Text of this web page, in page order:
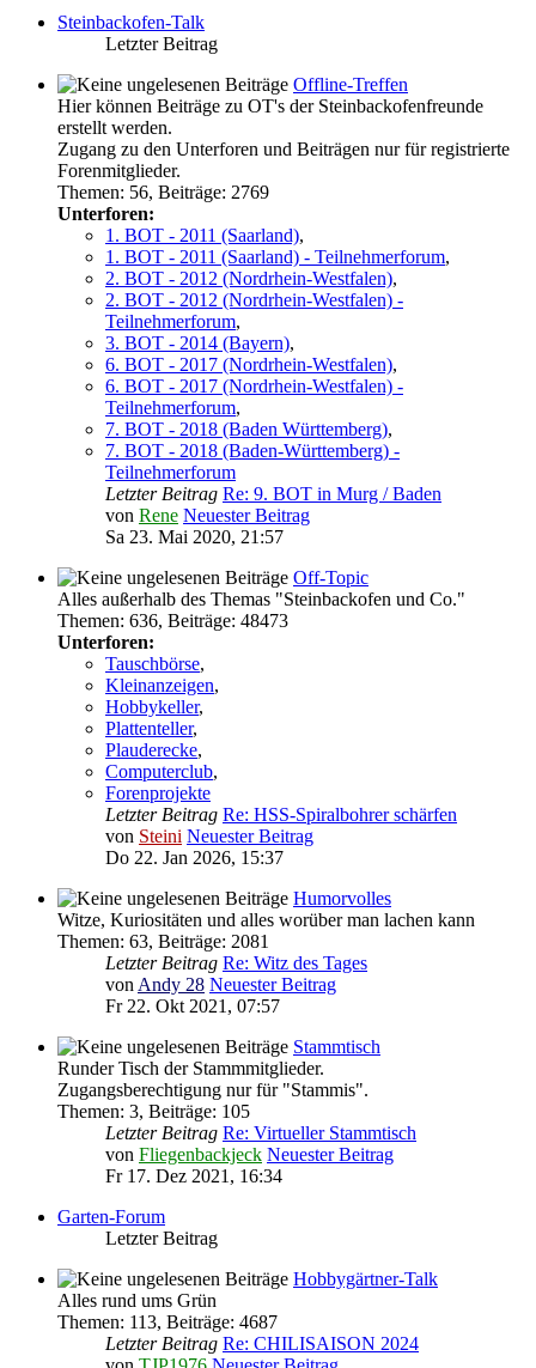
Steinbackofen-Talk
Letzter Beitrag
Offline-Treffen
Hier können Beiträge zu OT's der Steinbackofenfreunde
erstellt werden.
Zugang zu den Unterforen und Beiträgen nur für registrierte
Forenmitglieder.
Themen: 56, Beiträge: 2769
Unterforen:
1. BOT - 2011 (Saarland),
1. BOT - 2011 (Saarland) - Teilnehmerforum,
2. BOT - 2012 (Nordrhein-Westfalen),
2. BOT - 2012 (Nordrhein-Westfalen) -
Teilnehmerforum,
3. BOT - 2014 (Bayern),
6. BOT - 2017 (Nordrhein-Westfalen),
6. BOT - 2017 (Nordrhein-Westfalen) -
Teilnehmerforum,
7. BOT - 2018 (Baden Württemberg),
7. BOT - 2018 (Baden-Württemberg) -
Teilnehmerforum
Letzter Beitrag Re: 9. BOT in Murg / Baden
von Rene Neuester Beitrag
Sa 23. Mai 2020, 21:57
Off-Topic
Alles außerhalb des Themas "Steinbackofen und Co."
Themen: 636, Beiträge: 48473
Unterforen:
Tauschbörse,
Kleinanzeigen,
Hobbykeller,
Plattenteller,
Plauderecke,
Computerclub,
Forenprojekte
Letzter Beitrag Re: HSS-Spiralbohrer schärfen
von Steini Neuester Beitrag
Do 22. Jan 2026, 15:37
Humorvolles
Witze, Kuriositäten und alles worüber man lachen kann
Themen: 63, Beiträge: 2081
Letzter Beitrag Re: Witz des Tages
von Andy 28 Neuester Beitrag
Fr 22. Okt 2021, 07:57
Stammtisch
Runder Tisch der Stammmitglieder.
Zugangsberechtigung nur für "Stammis".
Themen: 3, Beiträge: 105
Letzter Beitrag Re: Virtueller Stammtisch
von Fliegenbackjeck Neuester Beitrag
Fr 17. Dez 2021, 16:34
Garten-Forum
Letzter Beitrag
Hobbygärtner-Talk
Alles rund ums Grün
Themen: 113, Beiträge: 4687
Letzter Beitrag Re: CHILISAISON 2024